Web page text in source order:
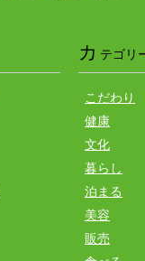
カ テゴリ
こだわり
健康
文化
暮らし
泊まる
美容
販売